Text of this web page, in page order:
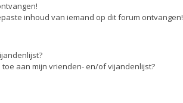
inhoud van iemand op dit forum ontvangen!
aan mijn vrienden- en/of vijandenlijst?